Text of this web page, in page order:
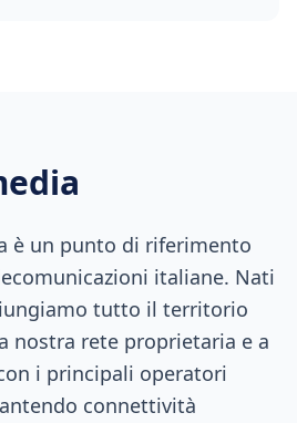
è un punto di riferimento
italiane. Nati
tutto il territorio
nostra rete proprietaria e a
i principali operatori
connettività